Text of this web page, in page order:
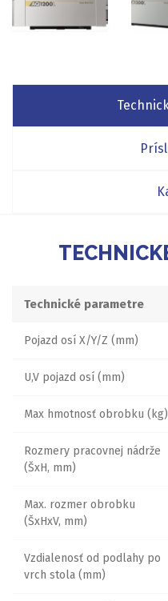
Technické parametre
Pojazd osí X/Y/Z (mm)
U,V pojazd osí (mm)
Max hmotnosť obrobku (kg)
Rozmery pracovnej nádrže
(ŠxH, mm)
Max. rozmer obrobku
(ŠxHxV, mm)
Vzdialenosť od podlahy po
vrch stola (mm)